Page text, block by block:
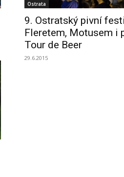
Ostrata
9. Ostratský pivní
Fleretem, Motusem i
Tour de Beer
29.6.2015